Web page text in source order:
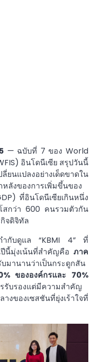
— ฉบับที่ 7 ของ World
อินโดนีเซีย สรุปวันนี้
ยนแปลงอย่างเด็ดขาดใน
หลังของการเพิ่มขึ้นของ
ที่อินโดนีเซียเกินหนึ่ง
สกว่า 600 คนรวมตัวกัน
จดิจิทัล
ำกับดูแล “KBMI 4” ที่
นี้มุ่งเน้นที่สำคัญคือ ภาค
มานานว่าเป็นกระดูกสัน
ขององค์กรและ 70%
รับรองแต่มีความสำคัญ
งของเซสชันที่ยุ่งเร้าใจที่